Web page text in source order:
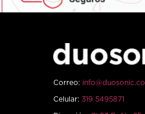
Correo: info@duosonic.co
Celular: 319 5495871